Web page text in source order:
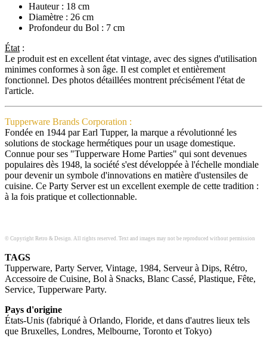
Hauteur : 18 cm
Diamètre : 26 cm
Profondeur du Bol : 7 cm
État :
Le produit est en excellent état vintage, avec des signes d'utilisation
minimes conformes à son âge. Il est complet et entièrement
fonctionnel. Des photos détaillées montrent précisément l'état de
l'article.
Tupperware Brands Corporation :
Fondée en 1944 par Earl Tupper, la marque a révolutionné les
solutions de stockage hermétiques pour un usage domestique.
Connue pour ses "Tupperware Home Parties" qui sont devenues
populaires dès 1948, la société s'est développée à l'échelle mondiale
pour devenir un symbole d'innovations en matière d'ustensiles de
cuisine. Ce Party Server est un excellent exemple de cette tradition :
à la fois pratique et collectionnable.
© Copyright Retro & Design. All rights reserved. Text and images may not be reproduced without permission
TAGS
Tupperware, Party Server, Vintage, 1984, Serveur à Dips, Rétro,
Accessoire de Cuisine, Bol à Snacks, Blanc Cassé, Plastique, Fête,
Service, Tupperware Party.
Pays d'origine
États-Unis (fabriqué à Orlando, Floride, et dans d'autres lieux tels
que Bruxelles, Londres, Melbourne, Toronto et Tokyo)